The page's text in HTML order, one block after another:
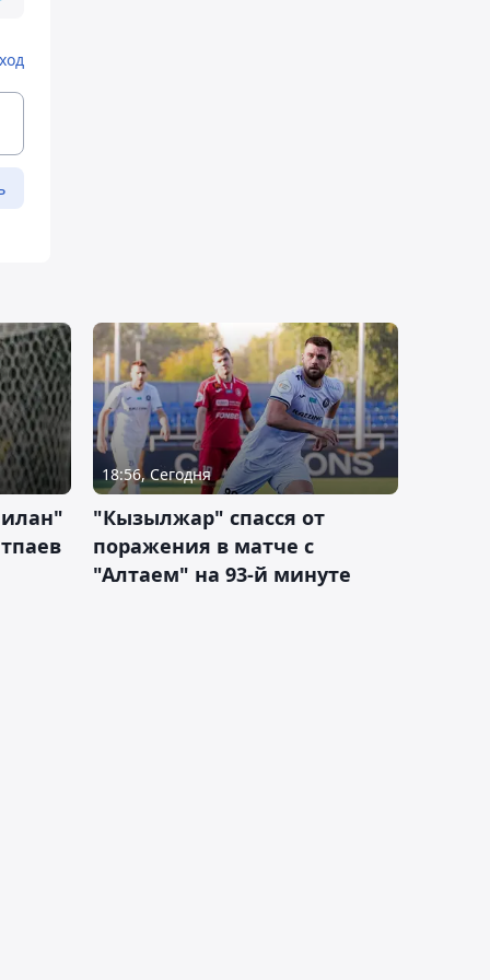
18:56, Сегодня
"Кызылжар" спасся от
поражения в матче с
"Алтаем" на 93-й минуте